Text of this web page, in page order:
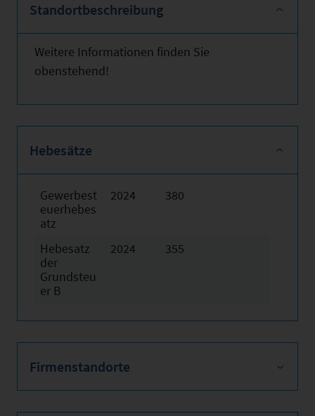
Standortbeschreibung
Weitere Informationen finden Sie
obenstehend!
Hebesätze
Gewerbest
euerhebes
atz
2024 380
Hebesatz
der
Grundsteu
er B
2024 355
Firmenstandorte